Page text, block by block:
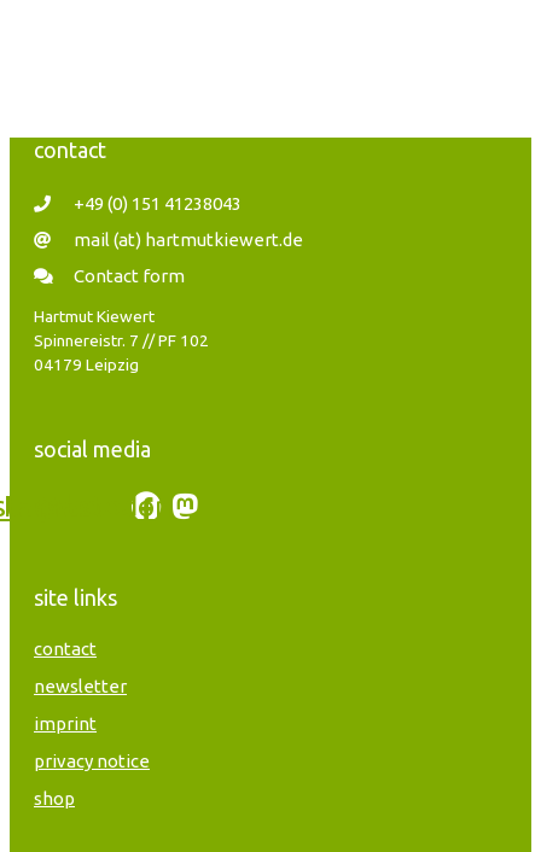
contact
+49 (0) 151 41238043
mail (at) hartmutkiewert.de
Contact form
Hartmut Kiewert
Spinnereistr. 7 // PF 102
04179 Leipzig
social media
Facebook
Mastodon
site links
contact
newsletter
imprint
privacy notice
shop